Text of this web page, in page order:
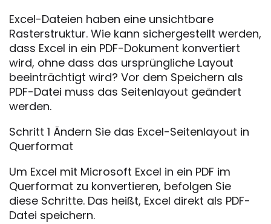
Excel-Dateien haben eine unsichtbare
Rasterstruktur. Wie kann sichergestellt werden,
dass Excel in ein PDF-Dokument konvertiert
wird, ohne dass das ursprüngliche Layout
beeinträchtigt wird? Vor dem Speichern als
PDF-Datei muss das Seitenlayout geändert
werden.
Schritt 1 Ändern Sie das Excel-Seitenlayout in
Querformat
Um Excel mit Microsoft Excel in ein PDF im
Querformat zu konvertieren, befolgen Sie
diese Schritte. Das heißt, Excel direkt als PDF-
Datei speichern.